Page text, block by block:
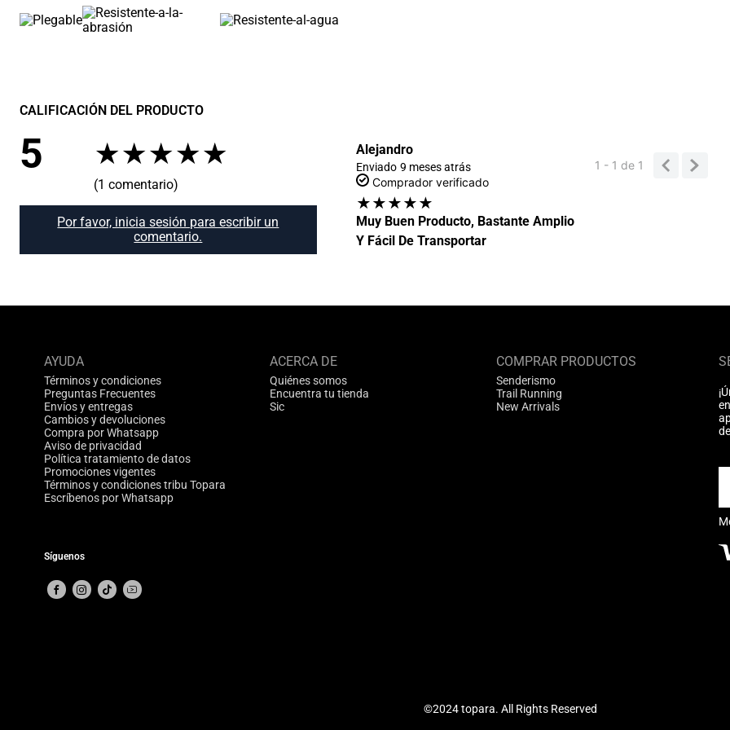
CALIFICACIÓN DEL PRODUCTO
★★★★★
5
(1 comentario)
Por favor, inicia sesión para escribir un
comentario.
★★★★★
Comprador verificado
Enviado 9 meses atrás
Alejandro
Muy Buen Producto, Bastante Amplio
Y Fácil De Transportar
1 - 1 de 1
AYUDA
Términos y condiciones
Preguntas Frecuentes
Envíos y entregas
Cambios y devoluciones
Compra por Whatsapp
Aviso de privacidad
Política tratamiento de datos
Promociones vigentes
Términos y condiciones tribu Topara
Escríbenos por Whatsapp
ACERCA DE
Quiénes somos
Encuentra tu tienda
Sic
COMPRAR PRODUCTOS
Senderismo
Trail Running
New Arrivals
Síguenos
©2024 topara. All Rights Reserved